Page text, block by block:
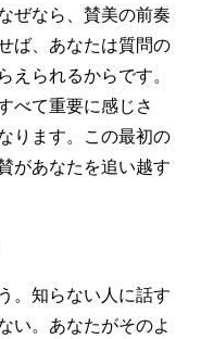
ぜなら、賛美の前奏
ば、あなたは質問の
られるからです。
べて重要に感じさ
ります。この最初の
があなたを追い越す
。知らない人に話す
い。あなたがそのよ